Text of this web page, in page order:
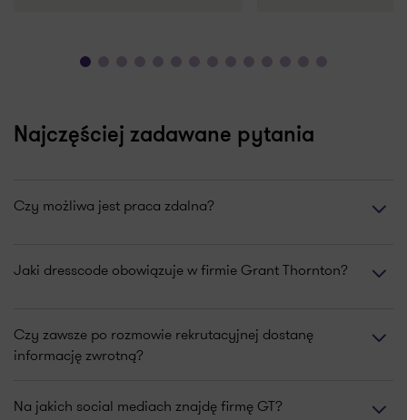
Najczęściej zadawane pytania
Czy możliwa jest praca zdalna?
Jaki dresscode obowiązuje w firmie Grant Thornton?
Czy zawsze po rozmowie rekrutacyjnej dostanę
informację zwrotną?
Na jakich social mediach znajdę firmę GT?